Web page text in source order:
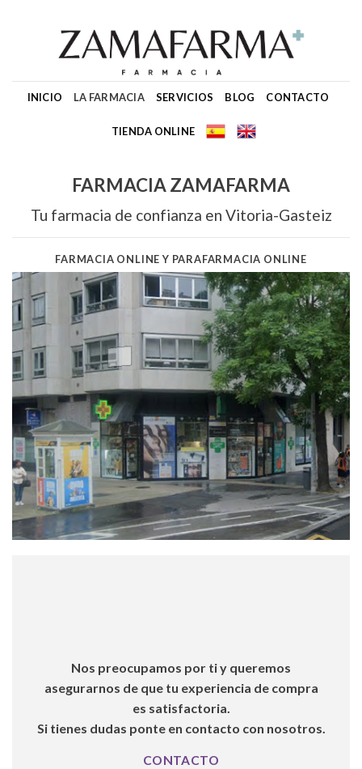
INICIO LA FARMACIA SERVICIOS BLOG CONTACTO
TIENDA ONLINE
FARMACIA ZAMAFARMA
Tu farmacia de confianza en Vitoria-Gasteiz
FARMACIA ONLINE Y PARAFARMACIA ONLINE
Nos preocupamos por ti y queremos
asegurarnos de que tu experiencia de compra
es satisfactoria.
Si tienes dudas ponte en contacto con nosotros.
CONTACTO